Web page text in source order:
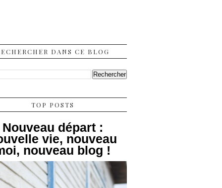
DANS CE BLOG
TOP POSTS
Nouveau départ :
vie, nouveau
nouveau blog !